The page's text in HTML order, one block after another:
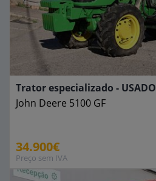
Trator especializado - USADO
John Deere 5100 GF
34.900€
Preço sem IVA